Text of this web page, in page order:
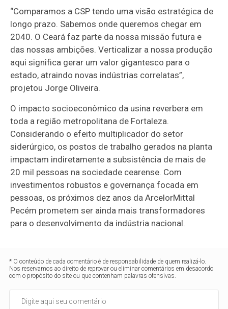
“Comparamos a CSP tendo uma visão estratégica de
longo prazo. Sabemos onde queremos chegar em
2040. O Ceará faz parte da nossa missão futura e
das nossas ambições. Verticalizar a nossa produção
aqui significa gerar um valor gigantesco para o
estado, atraindo novas indústrias correlatas”,
projetou Jorge Oliveira.
O impacto socioeconômico da usina reverbera em
toda a região metropolitana de Fortaleza.
Considerando o efeito multiplicador do setor
siderúrgico, os postos de trabalho gerados na planta
impactam indiretamente a subsistência de mais de
20 mil pessoas na sociedade cearense. Com
investimentos robustos e governança focada em
pessoas, os próximos dez anos da ArcelorMittal
Pecém prometem ser ainda mais transformadores
para o desenvolvimento da indústria nacional.
* O conteúdo de cada comentário é de responsabilidade de quem realizá-lo.
Nos reservamos ao direito de reprovar ou eliminar comentários em desacordo
com o propósito do site ou que contenham palavras ofensivas.